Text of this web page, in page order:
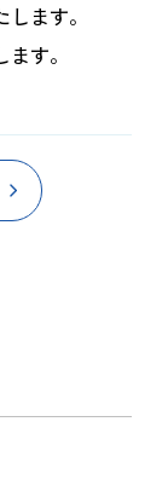
ます。
す。